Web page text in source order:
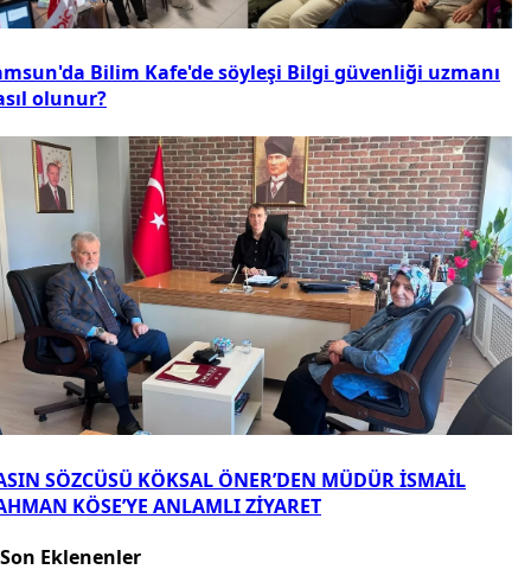
Bilim Kafe'de söyleşi Bilgi güvenliği uzmanı
olunur?
SÖZCÜSÜ KÖKSAL ÖNER’DEN MÜDÜR İSMAİL
KÖSE’YE ANLAMLI ZİYARET
Son Eklenenler